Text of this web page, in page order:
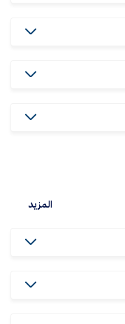
المزيد